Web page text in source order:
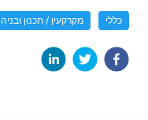
כללי מקרקעין / תכנון ובניה